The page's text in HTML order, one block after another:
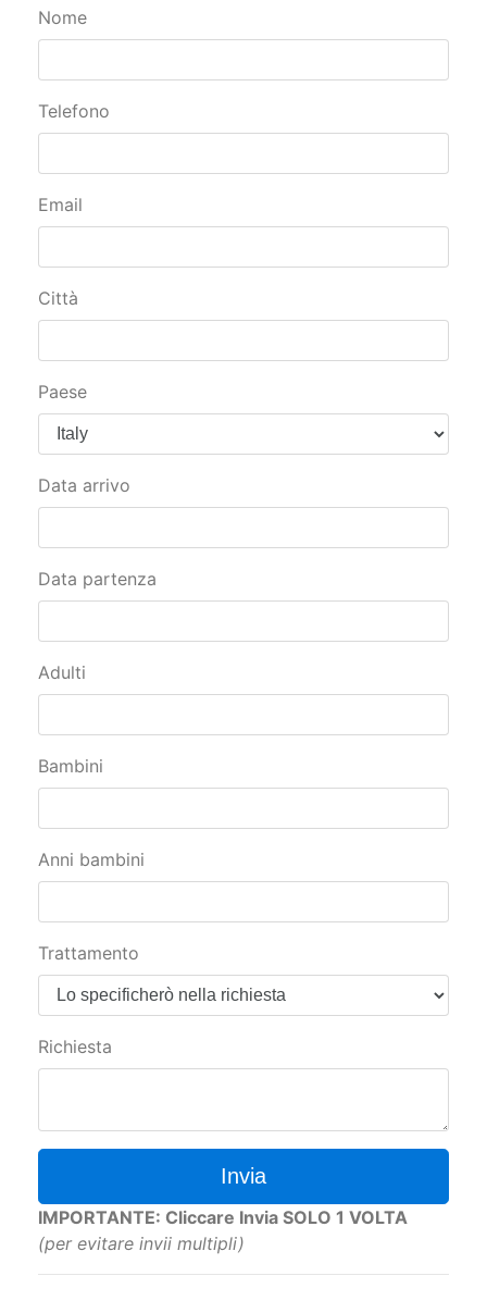
Nome
Telefono
Email
Città
Paese
Data arrivo
Data partenza
Adulti
Bambini
Anni bambini
Trattamento
Richiesta
Invia
IMPORTANTE: Cliccare Invia SOLO 1 VOLTA
(per evitare invii multipli)